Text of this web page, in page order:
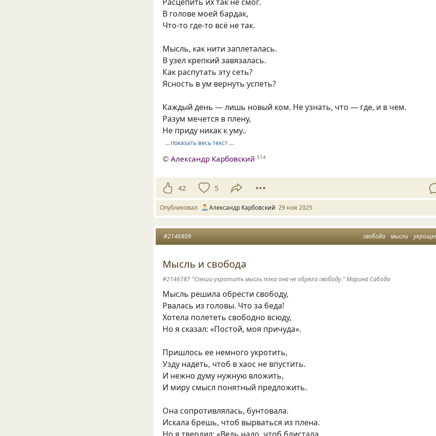
В голове моей бардак,
Что-то где-то всё не так.
Мысль, как нити заплеталась.
В узел крепкий завязалась.
Как распутать эту сеть?
Ясность в ум вернуть успеть?
Каждый день — лишь новый ком. Не узнать, что — где, и в чем.
Разум мечется в плену,
Не приду никак к уму..
… показать весь текст …
©Александр Карбовский 514
42 5
Опубликовал Александр Карбовский 29 ноя 2025
свобода мысли
#2146809
Мысль и свобода
#2146787 "Спеши укротить мысль пока она не обрела свободу." Марина Сабода
Мысль решила обрести свободу,
Рвалась из головы. Что за беда!
Хотела полететь свободно всюду,
Но я сказал: «Постой, моя причуда».
Пришлось ее немного укротить,
Узду надеть, чтоб в хаос не впустить.
И нежно думу нужную вложить,
И миру смысл понятный предложить.
Она сопротивлялась, бунтовала.
Искала брешь, чтоб вырваться из плена.